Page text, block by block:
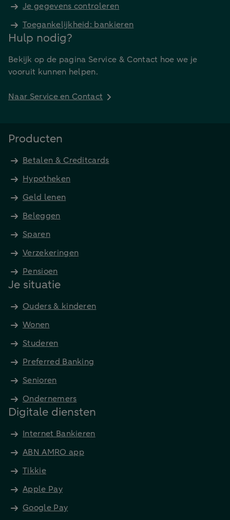
Je gegevens controleren
Toegankelijkheid: bankieren
Hulp nodig?
Bekijk op de pagina Service & Contact hoe we je
vooruit kunnen helpen.
Naar Service en Contact
Producten
Betalen & Creditcards
Hypotheken
Geld lenen
Beleggen
Sparen
Verzekeringen
Pensioen
Je situatie
Ouders & kinderen
Wonen
Studeren
Preferred Banking
Senioren
Ondernemers
Digitale diensten
Internet Bankieren
ABN AMRO app
Tikkie
Apple Pay
Google Pay